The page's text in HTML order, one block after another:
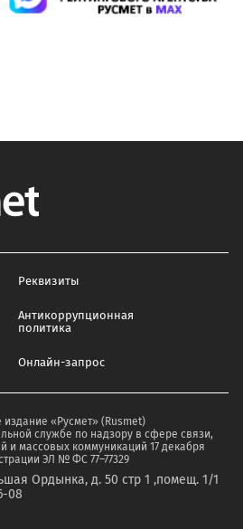
Реквизиты
Антикоррупционная
политика
Онлайн-запрос
«Русмет» (Rusmet)
службе по надзору в сфере связи,
и массовых коммуникаций 17 декабря
ЭЛ № ФС 77–77329
Ордынка, д. 50 стр 1 ,помещ. 1/1
08